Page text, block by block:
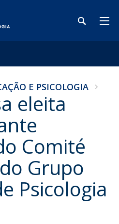
E PSICOLOGIA
eleita
Comité
Grupo
Psicologia